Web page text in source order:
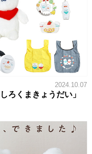
2024.10.07
ろくまきょうだい」